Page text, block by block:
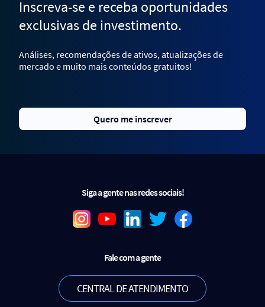
Inscreva-se e receba oportunidades
exclusivas de investimento.
Análises, recomendações de ativos, atualizações de
mercado e muito mais conteúdos gratuitos!
Quero me inscrever
Siga a gente nas redes sociais!
Fale com a gente
CENTRAL DE ATENDIMENTO